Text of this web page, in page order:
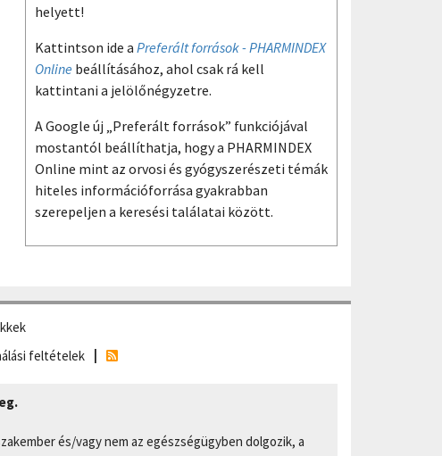
helyett!
Kattintson ide a Preferált források - PHARMINDEX
Online beállításához, ahol csak rá kell
kattintani a jelölőnégyzetre.
A Google új „Preferált források” funkciójával
mostantól beállíthatja, hogy a PHARMINDEX
Online mint az orvosi és gyógyszerészeti témák
hiteles információforrása gyakrabban
szerepeljen a keresési találatai között.
feltételek
és/vagy nem az egészségügyben dolgozik, a